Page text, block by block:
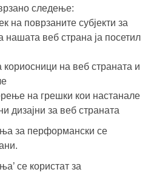
следење:
поврзаните субјекти за
нашата веб страна ја посетил
на веб страната и
на грешки кои настанале
дизајни за веб страната
за перформански се
се користат за